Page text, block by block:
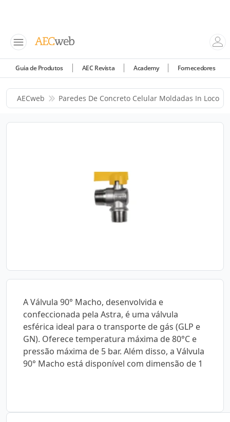
Guia de Produtos AEC Revista Academy Fornecedores
AECweb Paredes De Concreto Celular Moldadas In Loco
A Válvula 90° Macho, desenvolvida e
confeccionada pela Astra, é uma válvula
esférica ideal para o transporte de gás (GLP e
GN). Oferece temperatura máxima de 80°C e
pressão máxima de 5 bar. Além disso, a Válvula
90° Macho está disponível com dimensão de 1